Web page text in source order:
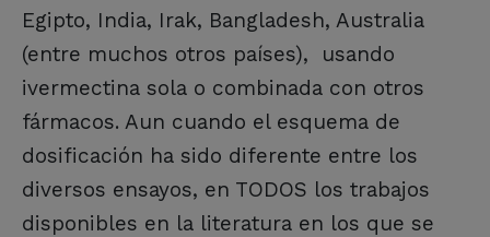
Egipto, India, Irak, Bangladesh, Australia
(entre muchos otros países), usando
ivermectina sola o combinada con otros
fármacos. Aun cuando el esquema de
dosificación ha sido diferente entre los
diversos ensayos, en TODOS los trabajos
disponibles en la literatura en los que se